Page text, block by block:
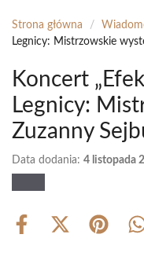
Strona główna /
Legnicy: Mistrzowskie
Koncert
Legnicy:
Zuzanny
Data dodania: 4 listopada
Share
Share Share